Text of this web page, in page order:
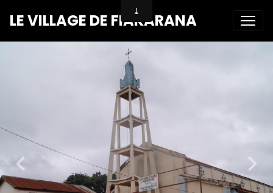
LE VILLAGE DE FIAKARANA